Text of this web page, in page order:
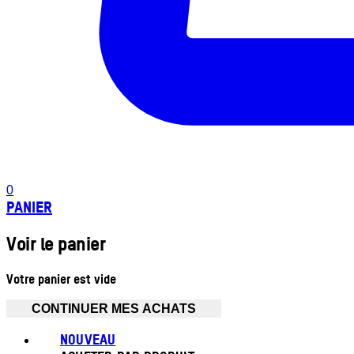
0
PANIER
Voir le panier
Votre panier est vide
CONTINUER MES ACHATS
NOUVEAU